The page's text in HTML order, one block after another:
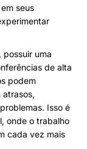
seus
uma
de alta
podem
Isso é
onde o trabalho
cada vez mais